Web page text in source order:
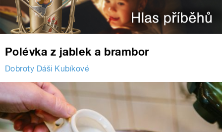
Polévka z jablek a brambor
Dobroty Dáši Kubíkové